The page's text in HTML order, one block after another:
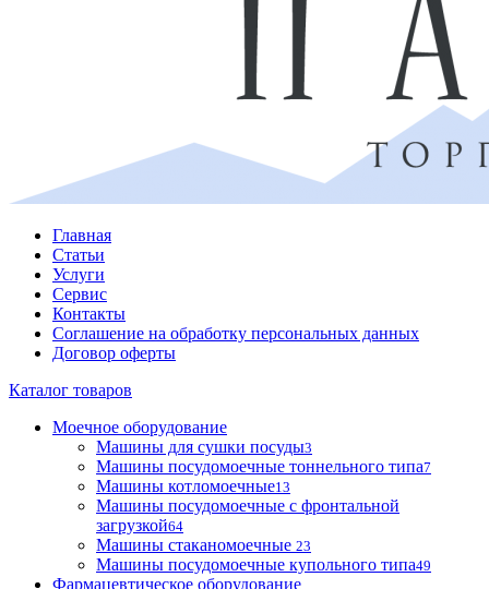
Главная
Статьи
Услуги
Сервис
Контакты
Соглашение на обработку персональных данных
Договор оферты
Каталог товаров
Моечное оборудование
Машины для сушки посуды3
Машины посудомоечные тоннельного типа7
Машины котломоечные13
Машины посудомоечные с фронтальной
загрузкой64
Машины стаканомоечные 23
Машины посудомоечные купольного типа49
Фармацевтическое оборудование